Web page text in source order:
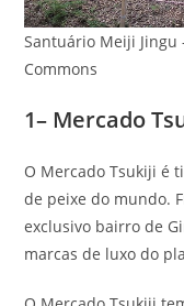
Santuário Meiji Jingu
Commons
1– Mercado
O Mercado Tsukiji é
de peixe do mundo.
exclusivo bairro de
marcas de luxo do